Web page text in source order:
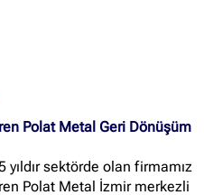
Polat Metal Geri Dönüşüm
yıldır sektörde olan firmamız
Polat Metal İzmir merkezli